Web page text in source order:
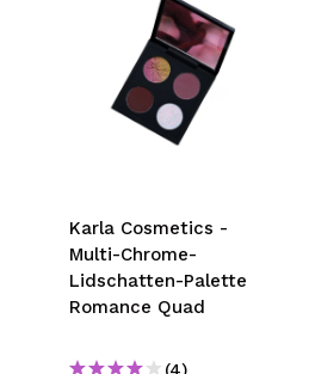
Karla Cosmetics -
Multi-Chrome-
Lidschatten-Palette
Romance Quad
(4)